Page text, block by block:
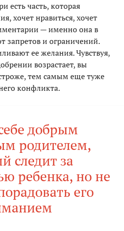
есть часть, которая
хочет нравиться, хочет
— именно она в
запретов и ограничений.
ее желания. Чувствуя,
возрастает, вы
тем самым еще туже
конфликта.
добрым
родителем,
следит за
ребенка, но не
его